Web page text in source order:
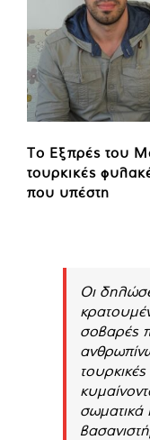
Το Εξπρές του
τουρκικές
που υπέστη
Οι
σοβαρές
σωματικά